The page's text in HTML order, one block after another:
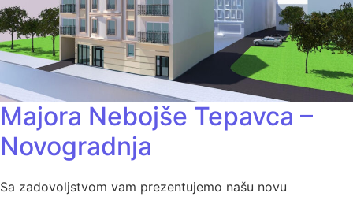
Majora Nebojše Tepavca –
Novogradnja
Sa zadovoljstvom vam prezentujemo našu novu